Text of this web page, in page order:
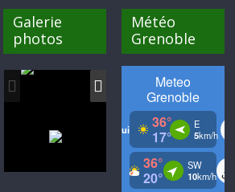
Galerie
photos
Météo
Grenoble